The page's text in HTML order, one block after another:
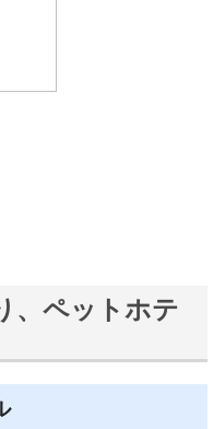
、ペットホテ